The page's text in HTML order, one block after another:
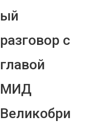
ый
разговор с
главой
МИД
Великобри